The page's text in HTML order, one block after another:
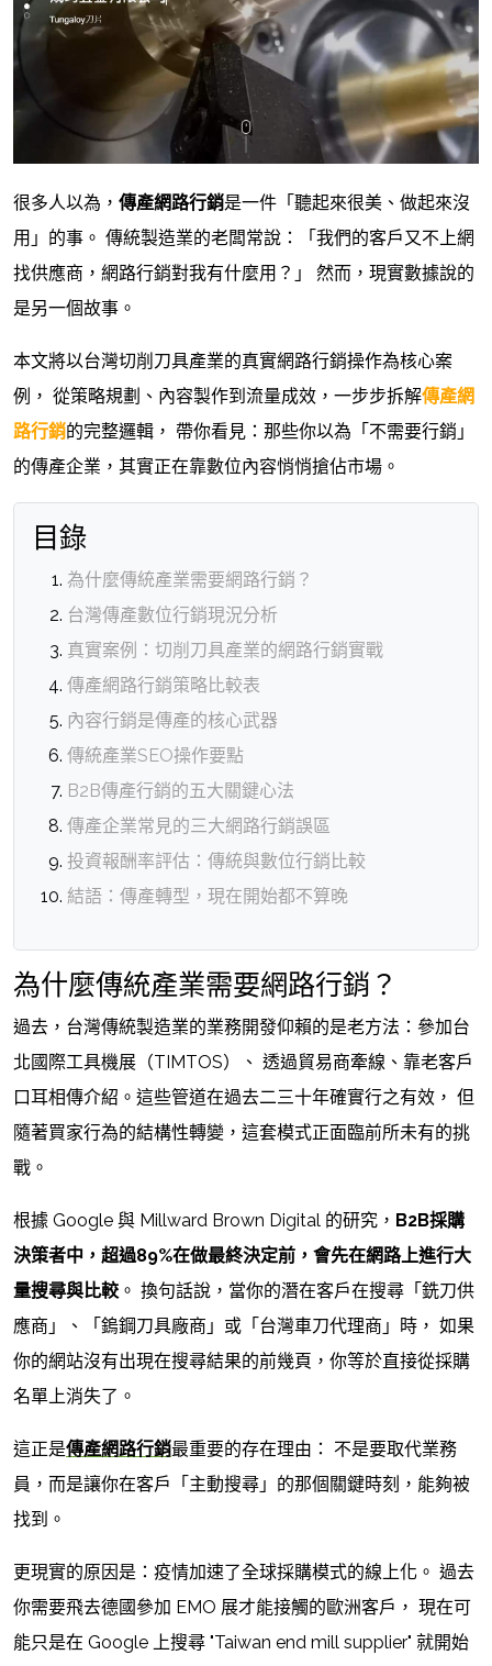
很多人以為， 傳產網路行銷是一件「聽起來很美、做起來沒
用」的事。 傳統製造業的老闆常說：「我們的客戶又不上網
找供應商，網路行銷對我有什麼用？」 然而，現實數據說的
是另一個故事。
本文將以台灣切削刀具產業的真實網路行銷操作為核心案
例， 從策略規劃、內容製作到流量成效，一步步拆解傳產網
路行銷的完整邏輯， 帶你看見：那些你以為「不需要行銷」
的傳產企業，其實正在靠數位內容悄悄搶佔市場。
目錄
為什麼傳統產業需要網路行銷？
台灣傳產數位行銷現況分析
真實案例：切削刀具產業的網路行銷實戰
傳產網路行銷策略比較表
內容行銷是傳產的核心武器
傳統產業SEO操作要點
B2B傳產行銷的五大關鍵心法
傳產企業常見的三大網路行銷誤區
投資報酬率評估：傳統與數位行銷比較
結語：傳產轉型，現在開始都不算晚
為什麼傳統產業需要網路行銷？
過去，台灣傳統製造業的業務開發仰賴的是老方法：參加台
北國際工具機展（TIMTOS）、 透過貿易商牽線、靠老客戶
口耳相傳介紹。這些管道在過去二三十年確實行之有效， 但
隨著買家行為的結構性轉變，這套模式正面臨前所未有的挑
戰。
根據 Google 與 Millward Brown Digital 的研究， B2B採購
決策者中，超過89%在做最終決定前，會先在網路上進行大
量搜尋與比較 。 換句話說，當你的潛在客戶在搜尋「銑刀供
應商」、「鎢鋼刀具廠商」或「台灣車刀代理商」時， 如果
你的網站沒有出現在搜尋結果的前幾頁，你等於直接從採購
名單上消失了。
這正是傳產網路行銷最重要的存在理由： 不是要取代業務
員，而是讓你在客戶「主動搜尋」的那個關鍵時刻，能夠被
找到。
更現實的原因是：疫情加速了全球採購模式的線上化。 過去
你需要飛去德國參加 EMO 展才能接觸的歐洲客戶， 現在可
能只是在 Google 上搜尋 "Taiwan end mill supplier" 就開始